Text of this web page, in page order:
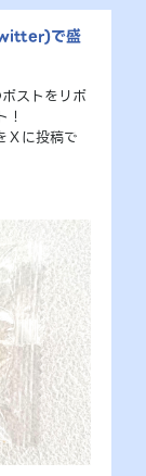
で盛
ストをリポ
Ｘに投稿で